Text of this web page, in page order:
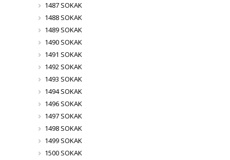
1487 SOKAK
1488 SOKAK
1489 SOKAK
1490 SOKAK
1491 SOKAK
1492 SOKAK
1493 SOKAK
1494 SOKAK
1496 SOKAK
1497 SOKAK
1498 SOKAK
1499 SOKAK
1500 SOKAK